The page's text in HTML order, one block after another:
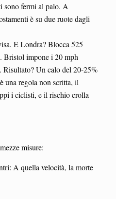
sono fermi al palo. A
è su due ruote dagli
E Londra? Blocca 525
Bristol impone i 20 mph
Un calo del 20-25%
una regola non scritta, il
i ciclisti, e il rischio crolla
misure:
A quella velocità, la morte